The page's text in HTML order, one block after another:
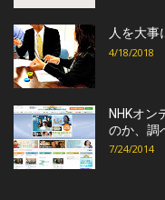
人を大事
4/18/2018
NHKオ
のか、調
7/24/2014